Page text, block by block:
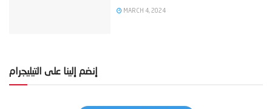
MARCH 4, 2024
إنضم إلينا على التيليجرام